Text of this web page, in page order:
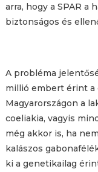
arra, hogy a SPAR a
biztonságos és
A probléma
millió embert érint a
Magyarországon a
coeliakia, vagyis
még akkor is, ha
kalászos
ki a genetikailag